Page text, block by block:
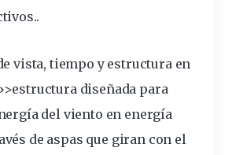
.
vista, tiempo y estructura en
diseñada para
del viento en energía
de aspas que giran con el